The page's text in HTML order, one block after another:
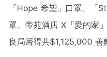
「Hope 希望」口罩、「
罩、帝苑酒店 X「愛的家
良局籌得共$1,125,000 善